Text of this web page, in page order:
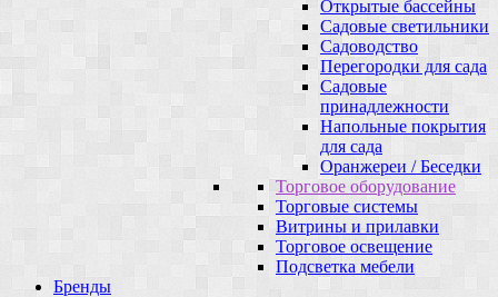
Открытые бассейны
Садовые светильники
Садоводство
Перегородки для сада
Садовые
принадлежности
Напольные покрытия
для сада
Оранжереи / Беседки
Торговое оборудование
Торговые системы
Витрины и прилавки
Торговое освещение
Подсветка мебели
Бренды